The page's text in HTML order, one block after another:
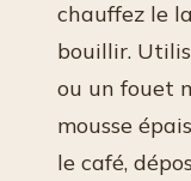
chauffez le
bouillir.
ou un fouet
mousse
le café,